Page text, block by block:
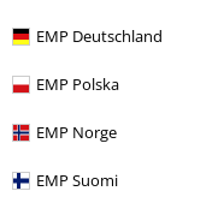
EMP Deutschland
EMP Polska
EMP Norge
EMP Suomi
Overige acties
Prijsvragen